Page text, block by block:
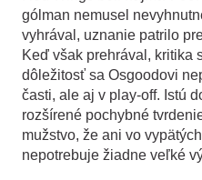
gólman nemusel
vyhrával, uznanie patrilo
Keď však prehrával, kritika
dôležitosť sa Osgoodovi
časti, ale aj v play-off. Istú
rozšírené pochybné
mužstvo, že ani vo
nepotrebuje žiadne veľké